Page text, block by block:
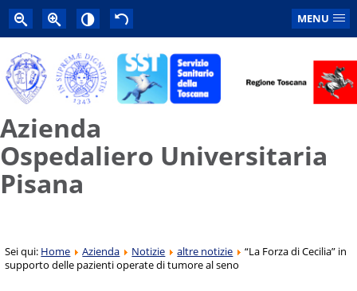
MENU
Azienda
Ospedaliero Universitaria
Pisana
Sei qui: Home Azienda Notizie altre notizie
“La Forza di Cecilia” in
supporto delle pazienti operate di tumore al seno